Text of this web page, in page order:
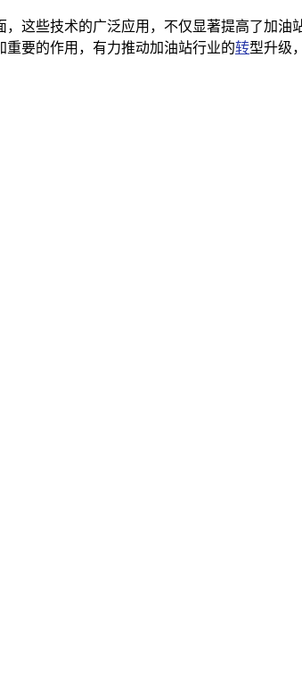
这些技术的广泛应用，不仅显著提高了加油
要的作用，有力推动加油站行业的转型升级